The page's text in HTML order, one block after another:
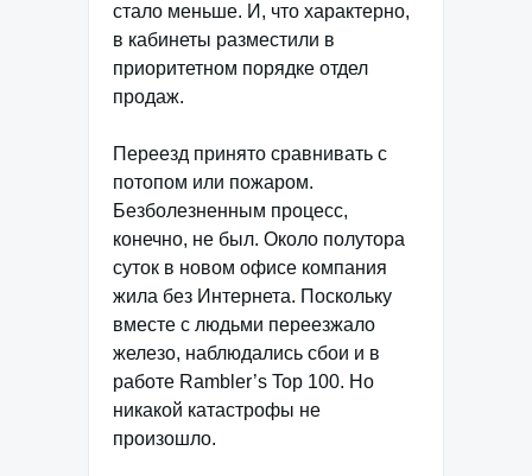
стало меньше. И, что характерно,
в кабинеты разместили в
приоритетном порядке отдел
продаж.
Переезд принято сравнивать с
потопом или пожаром.
Безболезненным процесс,
конечно, не был. Около полутора
суток в новом офисе компания
жила без Интернета. Поскольку
вместе с людьми переезжало
железо, наблюдались сбои и в
работе Rambler’s Top 100. Но
никакой катастрофы не
произошло.